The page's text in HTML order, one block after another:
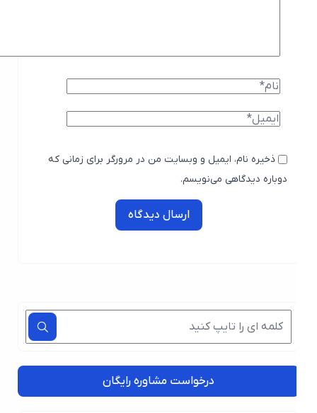
ذخیره نام، ایمیل و وبسایت من در مرورگر برای زمانی که
دوباره دیدگاهی می‌نویسم.
ارسال دیدگاه
درخواست مشاوره رایگان